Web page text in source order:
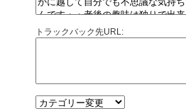
トラックバック先URL: